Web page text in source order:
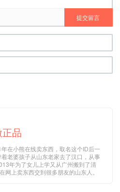
提交留言
品
在小熊在线卖东西，取名这个ID后一
老婆孩子从山东老家去了汉口，从事
年为了女儿上学又从广州搬到了清
网上卖东西交到很多朋友的山东人。